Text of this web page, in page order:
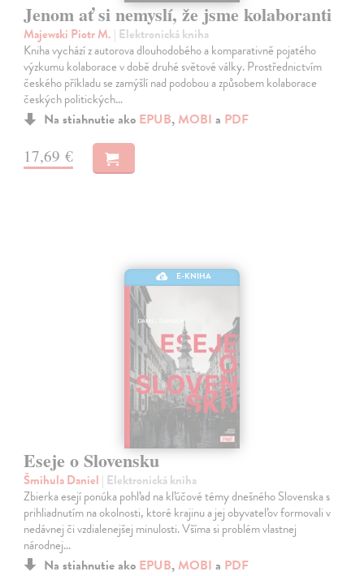
Jenom ať si nemyslí, že jsme kolaboranti
Majewski Piotr M. | Elektronická kniha
Kniha vychází z autorova dlouhodobého a komparativně pojatého
výzkumu kolaborace v době druhé světové války. Prostřednictvím
českého příkladu se zamýšlí nad podobou a způsobem kolaborace
českých politických…
Na stiahnutie ako EPUB, MOBI a PDF
17,69 €
E-KNIHA
Eseje o Slovensku
Šmihula Daniel | Elektronická kniha
Zbierka esejí ponúka pohľad na kľúčové témy dnešného Slovenska s
prihliadnutím na okolnosti, ktoré krajinu a jej obyvateľov formovali v
nedávnej či vzdialenejšej minulosti. Všíma si problém vlastnej
národnej…
Na stiahnutie ako EPUB, MOBI a PDF